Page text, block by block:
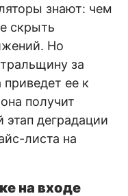
знают: чем
скрыть
Но
за
ее к
получит
деградации
листа на
на входе